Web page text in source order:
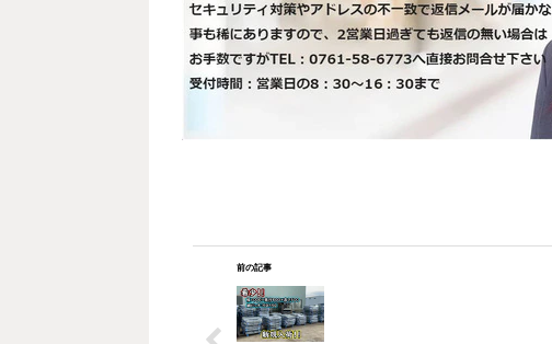
前の記事